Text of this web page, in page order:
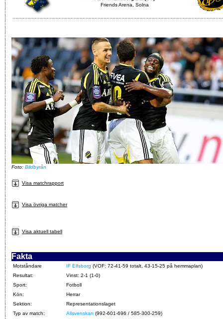
Friends Arena, Solna
Foto: Bildbyrån
Visa matchrapport
Visa övriga matcher
Visa aktuell tabell
Fakta
Motståndare IF Elfsborg (VOF: 72-41-59 totalt, 43-15-25 på hemmaplan)
Resultat:
Vinst: 2-1 (1-0)
Sport:
Fotboll
Kön:
Herrar
Sektion:
Representationslaget
Typ av match:
Allsvenskan (992-601-696 / 585-300-259)